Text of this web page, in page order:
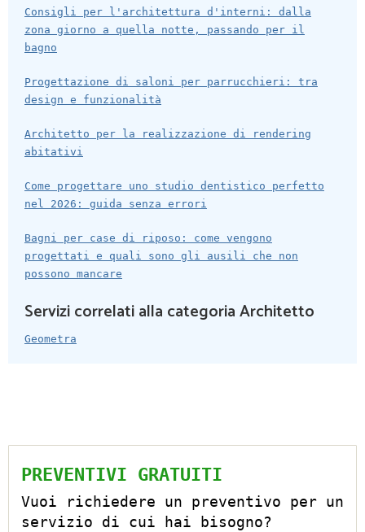
Consigli per l'architettura d'interni: dalla
zona giorno a quella notte, passando per il
bagno
Progettazione di saloni per parrucchieri: tra
design e funzionalità
Architetto per la realizzazione di rendering
abitativi
Come progettare uno studio dentistico perfetto
nel 2026: guida senza errori
Bagni per case di riposo: come vengono
progettati e quali sono gli ausili che non
possono mancare
Servizi correlati alla categoria Architetto
Geometra
PREVENTIVI GRATUITI
Vuoi richiedere un preventivo per un
servizio di cui hai bisogno?